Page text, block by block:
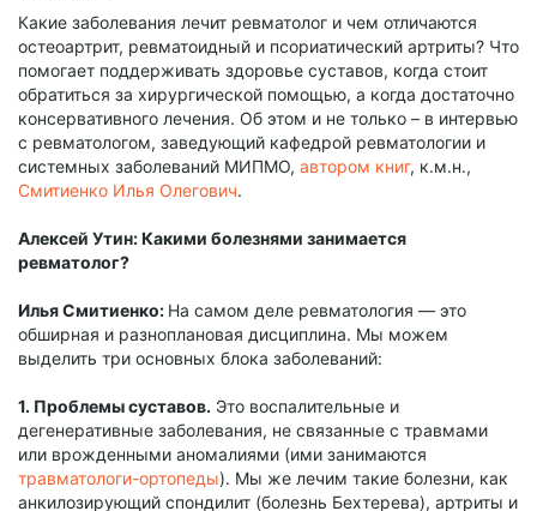
Какие заболевания лечит ревматолог и чем отличаются
остеоартрит, ревматоидный и псориатический артриты? Что
помогает поддерживать здоровье суставов, когда стоит
обратиться за хирургической помощью, а когда достаточно
консервативного лечения. Об этом и не только – в интервью
с ревматологом, заведующий кафедрой ревматологии и
системных заболеваний МИПМО, автором книг, к.м.н.,
Смитиенко Илья Олегович.
Алексей Утин: Какими болезнями занимается
ревматолог?
Илья Смитиенко: На самом деле ревматология — это
обширная и разноплановая дисциплина. Мы можем
выделить три основных блока заболеваний:
1. Проблемы суставов. Это воспалительные и
дегенеративные заболевания, не связанные с травмами
или врожденными аномалиями (ими занимаются
травматологи-ортопеды). Мы же лечим такие болезни, как
анкилозирующий спондилит (болезнь Бехтерева), артриты и